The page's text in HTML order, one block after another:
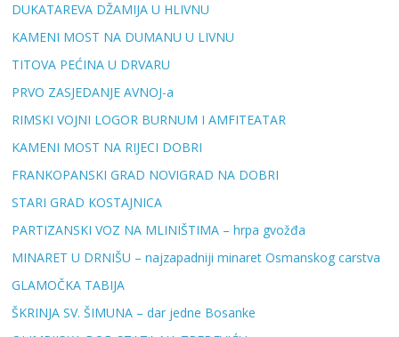
DUKATAREVA DŽAMIJA U HLIVNU
KAMENI MOST NA DUMANU U LIVNU
TITOVA PEĆINA U DRVARU
PRVO ZASJEDANJE AVNOJ-a
RIMSKI VOJNI LOGOR BURNUM I AMFITEATAR
KAMENI MOST NA RIJECI DOBRI
FRANKOPANSKI GRAD NOVIGRAD NA DOBRI
STARI GRAD KOSTAJNICA
PARTIZANSKI VOZ NA MLINIŠTIMA – hrpa gvožđa
MINARET U DRNIŠU – najzapadniji minaret Osmanskog carstva
GLAMOČKA TABIJA
ŠKRINJA SV. ŠIMUNA – dar jedne Bosanke